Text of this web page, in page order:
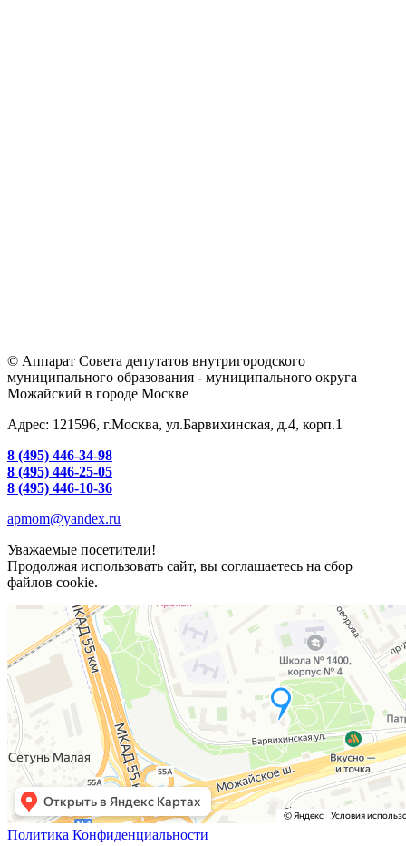
© Аппарат Совета депутатов внутригородского
муниципального образования - муниципального округа
Можайский в городе Москве
Адрес: 121596, г.Москва, ул.Барвихинская, д.4, корп.1
8 (495) 446-34-98
8 (495) 446-25-05
8 (495) 446-10-36
apmom@yandex.ru
Уважаемые посетители!
Продолжая использовать сайт, вы соглашаетесь на сбор
файлов cookie.
Политика Конфиденциальности